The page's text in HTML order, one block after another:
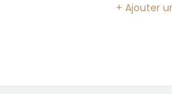
+ Ajouter